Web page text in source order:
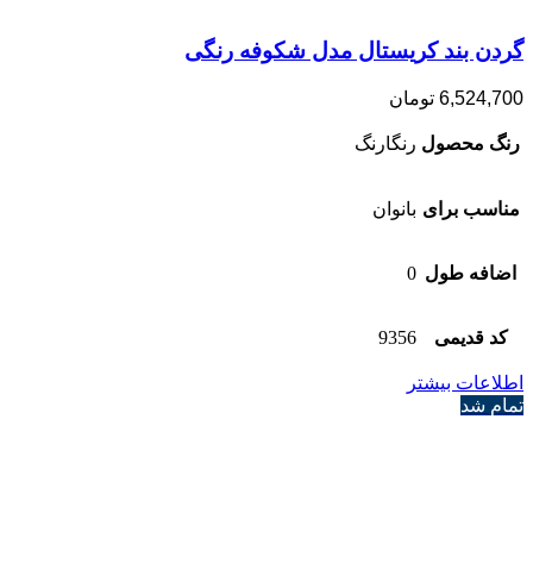
گردن بند کریستال مدل شکوفه رنگی
6,524,700 تومان
رنگ محصول رنگارنگ
مناسب برای بانوان
اضافه طول 0
کد قدیمی 9356
اطلاعات بیشتر
تمام شد